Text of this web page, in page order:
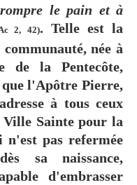
le pain et à
2, 42). Telle est la
née à
de la Pentecôte,
l'Apôtre Pierre,
à tous ceux
Sainte pour la
n'est pas refermée
sa naissance,
d'embrasser